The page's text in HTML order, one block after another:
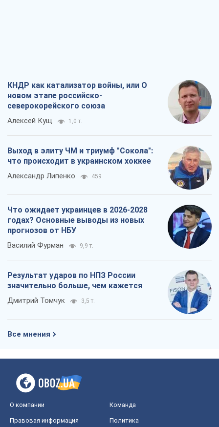
КНДР как катализатор войны, или О
новом этапе российско-
северокорейского союза
Алексей Кущ 1,0 т.
Выход в элиту ЧМ и триумф "Сокола":
что происходит в украинском хоккее
Александр Липенко 459
Что ожидает украинцев в 2026-2028
годах? Основные выводы из новых
прогнозов от НБУ
Василий Фурман 9,9 т.
Результат ударов по НПЗ России
значительно больше, чем кажется
Дмитрий Томчук 3,5 т.
Все мнения
О компании Команда
Правовая информация
Политика